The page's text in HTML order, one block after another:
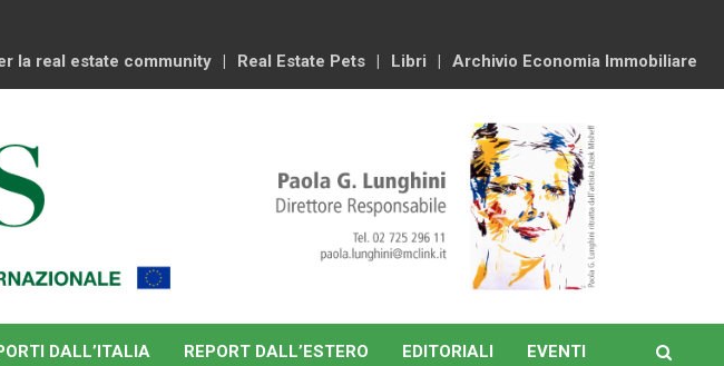
la real estate community Real Estate Pets Libri Archivio Economia Immobiliare
DALL’ITALIA REPORT DALL’ESTERO EDITORIALI EVENTI